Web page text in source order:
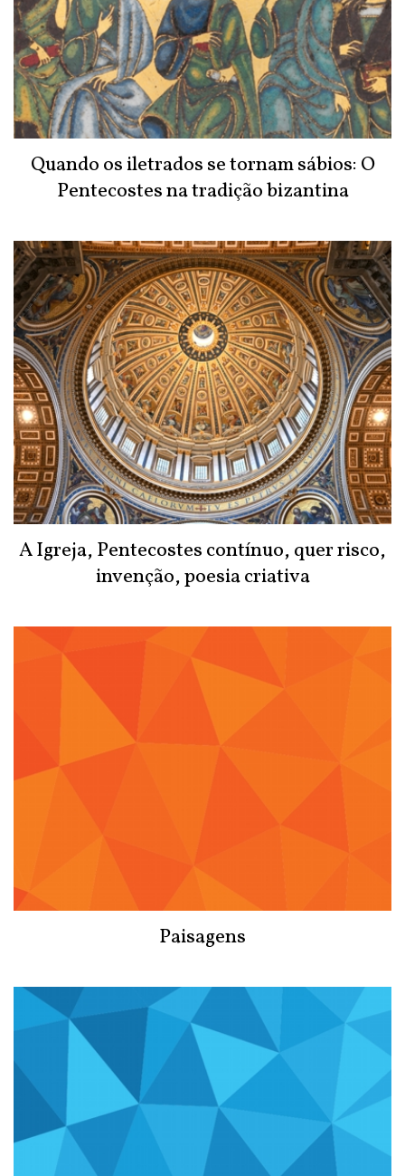
Quando os iletrados se tornam sábios: O
Pentecostes na tradição bizantina
A Igreja, Pentecostes contínuo, quer risco,
invenção, poesia criativa
Paisagens